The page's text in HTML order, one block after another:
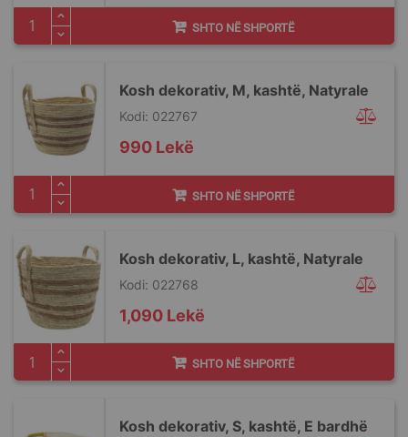
SHTO NË SHPORTË
Kosh dekorativ, M, kashtë, Natyrale
Kodi: 022767
990 Lekë
SHTO NË SHPORTË
Kosh dekorativ, L, kashtë, Natyrale
Kodi: 022768
1,090 Lekë
SHTO NË SHPORTË
Kosh dekorativ, S, kashtë, E bardhë